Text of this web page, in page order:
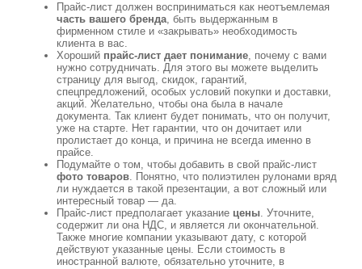
Прайс-лист должен восприниматься как неотъемлемая
часть вашего бренда, быть выдержанным в
фирменном стиле и «закрывать» необходимость
клиента в вас.
Хороший прайс-лист дает понимание, почему с вами
нужно сотрудничать. Для этого вы можете выделить
страницу для выгод, скидок, гарантий,
спецпредложений, особых условий покупки и доставки,
акций. Желательно, чтобы она была в начале
документа. Так клиент будет понимать, что он получит,
уже на старте. Нет гарантии, что он дочитает или
пролистает до конца, и причина не всегда именно в
прайсе.
Подумайте о том, чтобы добавить в свой прайс-лист
фото товаров. Понятно, что полиэтилен рулонами вряд
ли нуждается в такой презентации, а вот сложный или
интересный товар — да.
Прайс-лист предполагает указание цены. Уточните,
содержит ли она НДС, и является ли окончательной.
Также многие компании указывают дату, с которой
действуют указанные цены. Если стоимость в
иностранной валюте, обязательно уточните, в